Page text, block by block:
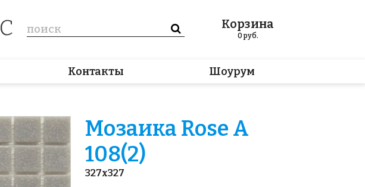
Корзина
0руб.
Контакты Шоурум
Мозаика Rose A
108(2)
327x327